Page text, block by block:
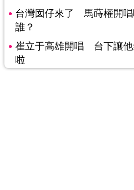
台灣囡仔來了 馬蒔權開唱
誰？
崔立于高雄開唱 台下讓他
啦